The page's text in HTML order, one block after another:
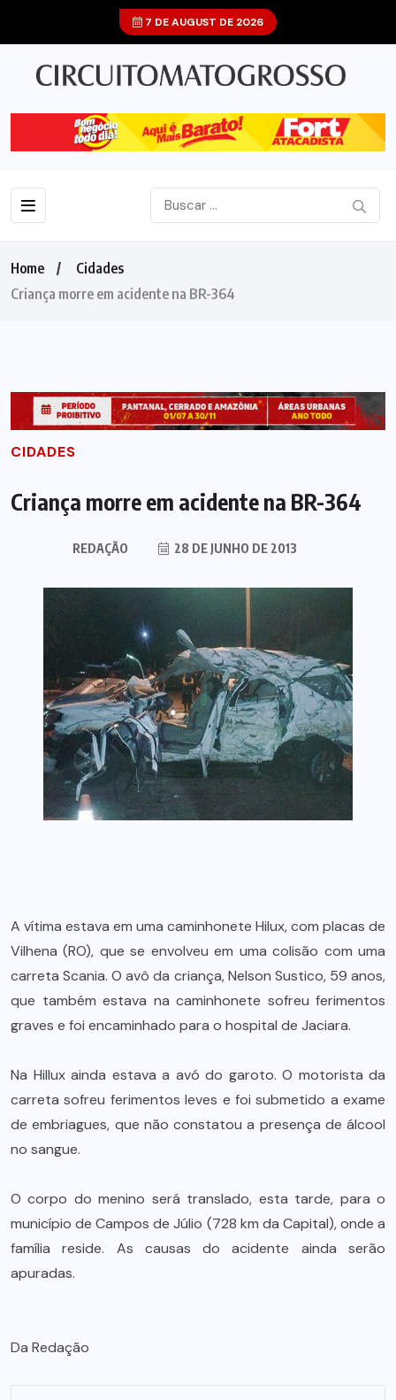
7 DE AUGUST DE 2026
Home
Cidades
Criança morre em acidente na BR-364
CIDADES
Criança morre em acidente na BR-364
REDAÇÃO 28 DE JUNHO DE 2013
A vítima estava em uma caminhonete Hilux, com placas de
Vilhena (RO), que se envolveu em uma colisão com uma
carreta Scania. O avô da criança, Nelson Sustico, 59 anos,
que também estava na caminhonete sofreu ferimentos
graves e foi encaminhado para o hospital de Jaciara.
Na Hillux ainda estava a avó do garoto. O motorista da
carreta sofreu ferimentos leves e foi submetido a exame
de embriagues, que não constatou a presença de álcool
no sangue.
O corpo do menino será translado, esta tarde, para o
município de Campos de Júlio (728 km da Capital), onde a
família reside. As causas do acidente ainda serão
apuradas.
Da Redação